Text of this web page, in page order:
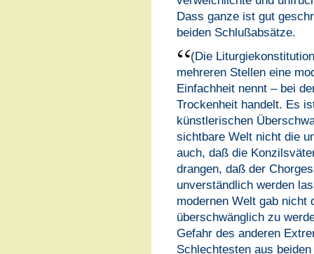
Dass ganze ist gut
beiden Schlußabsätze.
(Die
mehreren Stellen eine
Einfachheit nennt – bei
Trockenheit handelt. Es
künstlerischen
sichtbare Welt nicht die
auch, daß die
drangen, daß der
unverständlich werden
modernen Welt gab nicht
überschwänglich zu
Gefahr des anderen
Schlechtesten aus